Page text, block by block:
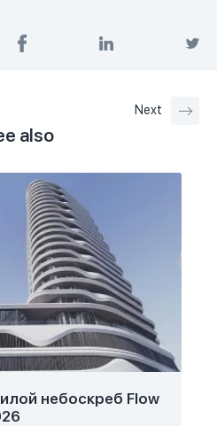
Next
also
небоскреб Flow